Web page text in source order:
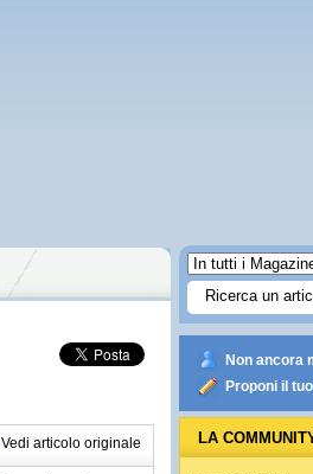
Vedi articolo originale
Non ancora
Proponi il
LA